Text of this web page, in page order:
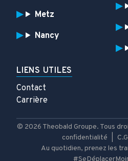
Metz
Nancy
LIENS UTILES
Contact
Carrière
© 2026 Theobald Groupe. Tous
confidentialité
Au quotidien, prenez les